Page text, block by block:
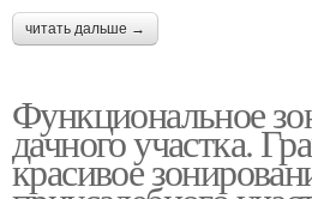
читать дальше →
Функциональное
дачного участка.
красивое